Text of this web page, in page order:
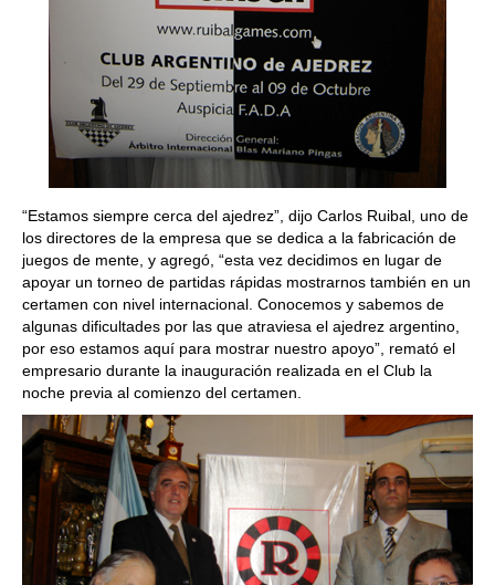
“Estamos siempre cerca del ajedrez”, dijo Carlos Ruibal, uno de
los directores de la empresa que se dedica a la fabricación de
juegos de mente, y agregó, “esta vez decidimos en lugar de
apoyar un torneo de partidas rápidas mostrarnos también en un
certamen con nivel internacional. Conocemos y sabemos de
algunas dificultades por las que atraviesa el ajedrez argentino,
por eso estamos aquí para mostrar nuestro apoyo”, remató el
empresario durante la inauguración realizada en el Club la
noche previa al comienzo del certamen.